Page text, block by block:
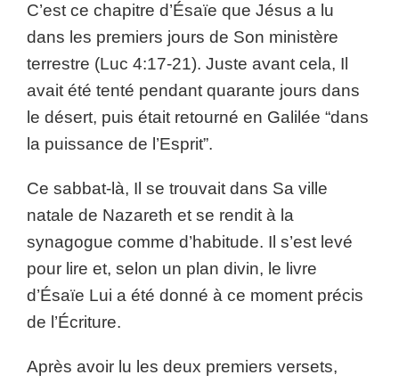
C’est ce chapitre d’Ésaïe que Jésus a lu
dans les premiers jours de Son ministère
terrestre (Luc 4:17-21). Juste avant cela, Il
avait été tenté pendant quarante jours dans
le désert, puis était retourné en Galilée “dans
la puissance de l’Esprit”.
Ce sabbat-là, Il se trouvait dans Sa ville
natale de Nazareth et se rendit à la
synagogue comme d’habitude. Il s’est levé
pour lire et, selon un plan divin, le livre
d’Ésaïe Lui a été donné à ce moment précis
de l’Écriture.
Après avoir lu les deux premiers versets,